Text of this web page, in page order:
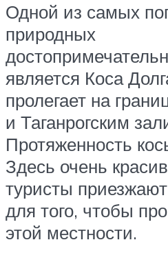
Одной из самых
природных
является Коса
пролегает на
и Таганрогским
Протяженность
Здесь очень
туристы
для того, чтобы
этой местности.